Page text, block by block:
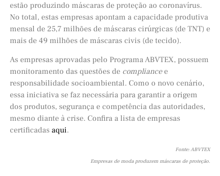
estão produzindo máscaras de proteção ao coronavírus.
No total, estas empresas apontam a capacidade produtiva
mensal de 25,7 milhões de máscaras cirúrgicas (de TNT) e
mais de 49 milhões de máscaras civis (de tecido).
As empresas aprovadas pelo Programa ABVTEX, possuem
monitoramento das questões de compliancee
responsabilidade socioambiental. Como o novo cenário,
essa iniciativa se faz necessária para garantir a origem
dos produtos, segurança e competência das autoridades,
mesmo diante à crise. Confira a lista de empresas
certificadas aqui.
Fonte: ABVTEX
Empresas de moda produzem máscaras de proteção.